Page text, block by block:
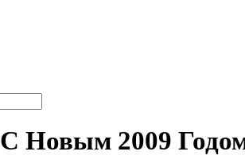
C Новым 2009